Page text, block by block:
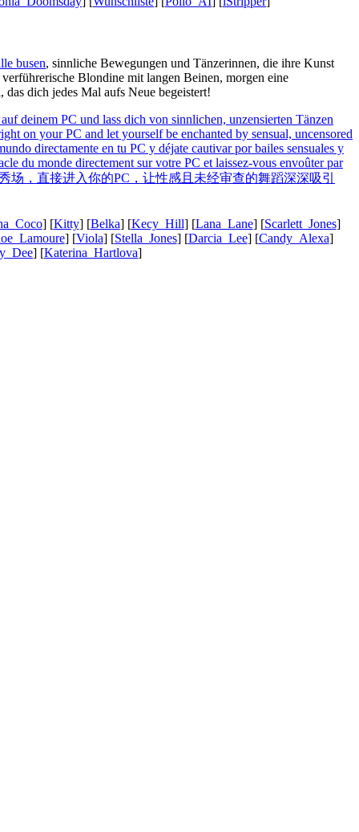
busen, sinnliche Bewegungen und Tänzerinnen, die ihre Kunst
Blondine mit langen Beinen, morgen eine
dich jedes Mal aufs Neue begeistert!
] [Kitty] [Belka] [Kecy_Hill] [Lana_Lane] [Scarlett_Jones]
] [Viola] [Stella_Jones] [Darcia_Lee] [Candy_Alexa]
] [Katerina_Hartlova]